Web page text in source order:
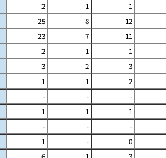
2 1 1
25 8 12
23 7 11
2 1 1
3 2 3
1 1 2
- - -
1 1 1
- - -
1 - 0